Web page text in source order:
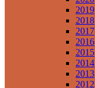
2019
2018
2017
2016
2015
2014
2013
2012